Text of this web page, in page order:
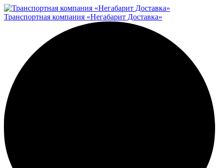
Транспортная компания «Негабарит Доставка»